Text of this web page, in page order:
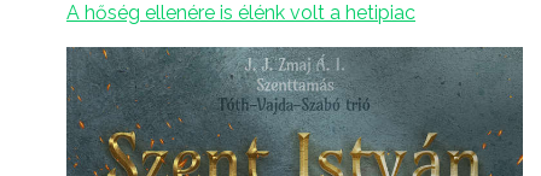
A hőség ellenére is élénk volt a hetipiac